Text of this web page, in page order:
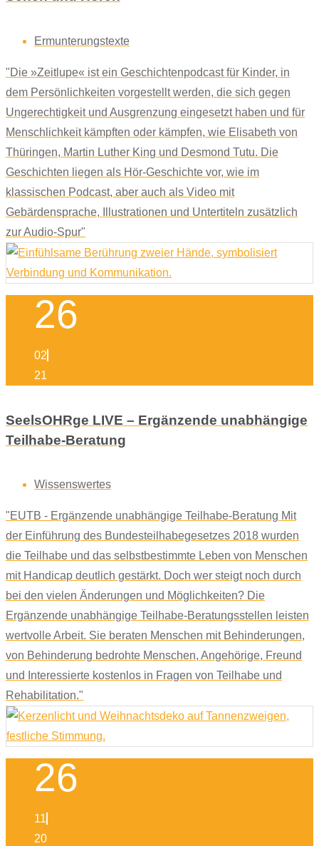
Ermunterungstexte
"Die »Zeitlupe« ist ein Geschichtenpodcast für Kinder, in
dem Persönlichkeiten vorgestellt werden, die sich gegen
Ungerechtigkeit und Ausgrenzung eingesetzt haben und für
Menschlichkeit kämpften oder kämpfen, wie Elisabeth von
Thüringen, Martin Luther King und Desmond Tutu. Die
Geschichten liegen als Hör-Geschichte vor, wie im
klassischen Podcast, aber auch als Video mit
Gebärdensprache, Illustrationen und Untertiteln zusätzlich
zur Audio-Spur"
26
02
21
SeelsOHRge LIVE – Ergänzende unabhängige
Teilhabe-Beratung
Wissenswertes
"EUTB - Ergänzende unabhängige Teilhabe-Beratung Mit
der Einführung des Bundesteilhabegesetzes 2018 wurden
die Teilhabe und das selbstbestimmte Leben von Menschen
mit Handicap deutlich gestärkt. Doch wer steigt noch durch
bei den vielen Änderungen und Möglichkeiten? Die
Ergänzende unabhängige Teilhabe-Beratungsstellen leisten
wertvolle Arbeit. Sie beraten Menschen mit Behinderungen,
von Behinderung bedrohte Menschen, Angehörige, Freund
und Interessierte kostenlos in Fragen von Teilhabe und
Rehabilitation."
26
11
20